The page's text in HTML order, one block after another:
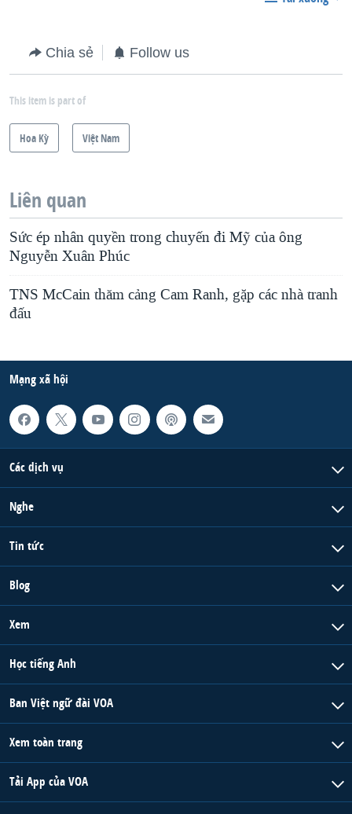
Chia sẻ Follow us
This item is part of
Hoa Kỳ Việt Nam
Liên quan
Sức ép nhân quyền trong chuyến đi Mỹ của ông
Nguyễn Xuân Phúc
TNS McCain thăm cảng Cam Ranh, gặp các nhà tranh
đấu
Mạng xã hội
Các dịch vụ
Nghe
Tin tức
Blog
Xem
Học tiếng Anh
Ban Việt ngữ đài VOA
Xem toàn trang
Tải App của VOA